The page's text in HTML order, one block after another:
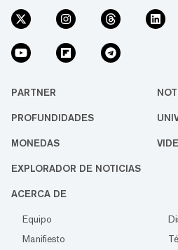
PARTNER
PROFUNDIDADES
MONEDAS
EXPLORADOR DE NOTICIAS
ACERCA DE
Equipo
Manifiesto